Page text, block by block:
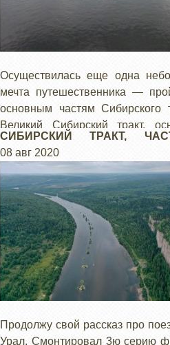
Осуществилась еще одна
мечта путешественника —
основным частям Сибирского
Великий Сибирский тракт,
транспортная артерия
Московию и Сибирь. Это
дорога, это направление. В
века это дорога проходила
маршрутами.
СИБИРСКИЙ ТРАКТ,
КРАСОТЫ УРАЛА
08 авг 2020
Продолжу свой рассказ про
Урал. Смонтировал 3ю серию